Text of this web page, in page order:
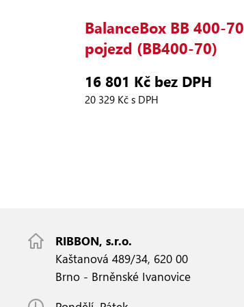
BalanceBox BB 400‑70
pojezd (BB400‑70)
16 801 Kč bez DPH
20 329 Kč s DPH
RIBBON, s.r.o.
Kaštanová 489/34, 620 00
Brno - Brněnské Ivanovice